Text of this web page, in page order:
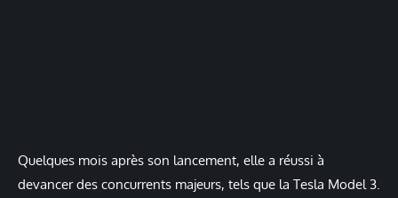
Quelques mois après son lancement, elle a réussi à
devancer des concurrents majeurs, tels que la Tesla Model 3.